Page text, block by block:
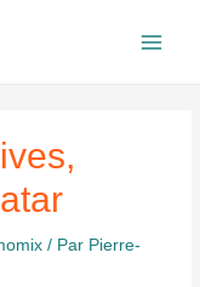
/ Par Pierre-